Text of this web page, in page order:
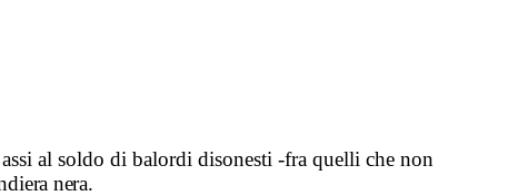
al soldo di balordi disonesti -fra quelli che non
nera.